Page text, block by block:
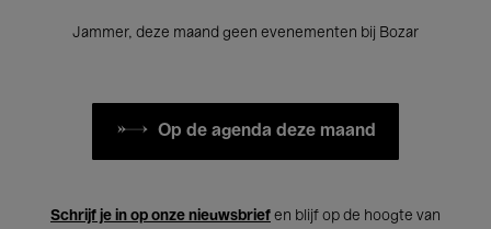
Jammer, deze maand geen evenementen bij Bozar
Op de agenda deze maand
Schrijf je in op onze nieuwsbrief en blijf op de hoogte van